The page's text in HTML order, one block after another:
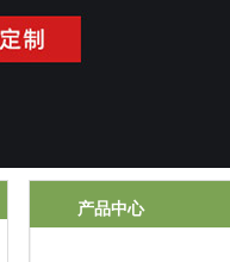
产品中心